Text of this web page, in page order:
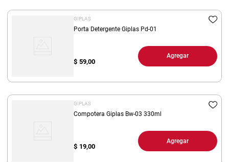
GIPLAS
Porta Detergente Giplas Pd-01
$ 59,00
Agregar
GIPLAS
Compotera Giplas Bw-03 330ml
$ 19,00
Agregar